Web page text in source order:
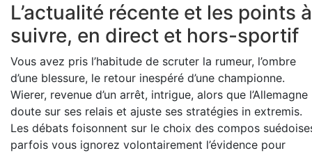
L’actualité récente et les points à
suivre, en direct et hors-sportif
Vous avez pris l’habitude de scruter la rumeur, l’ombre
d’une blessure, le retour inespéré d’une championne.
Wierer, revenue d’un arrêt, intrigue, alors que l’Allemagne
doute sur ses relais et ajuste ses stratégies in extremis.
Les débats foisonnent sur le choix des compos
parfois vous ignorez volontairement l’évidence pour